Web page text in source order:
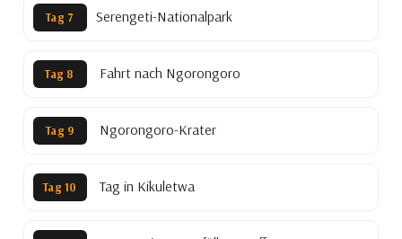
Tag 7 Serengeti-Nationalpark
Tag 8 Fahrt nach Ngorongoro
Tag 9 Ngorongoro-Krater
Tag 10 Tag in Kikuletwa